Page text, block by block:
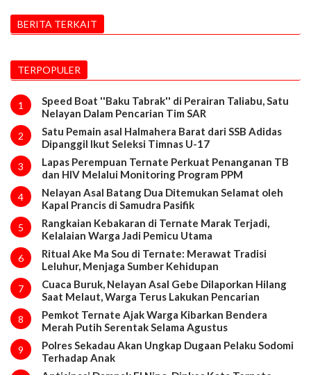
BERITA TERKAIT
TERPOPULER
1
Speed Boat ''Baku Tabrak'' di Perairan Taliabu, Satu
Nelayan Dalam Pencarian Tim SAR
2
Satu Pemain asal Halmahera Barat dari SSB Adidas
Dipanggil Ikut Seleksi Timnas U-17
3
Lapas Perempuan Ternate Perkuat Penanganan TB
dan HIV Melalui Monitoring Program PPM
4
Nelayan Asal Batang Dua Ditemukan Selamat oleh
Kapal Prancis di Samudra Pasifik
5
Rangkaian Kebakaran di Ternate Marak Terjadi,
Kelalaian Warga Jadi Pemicu Utama
6
Ritual Ake Ma Sou di Ternate: Merawat Tradisi
Leluhur, Menjaga Sumber Kehidupan
7
Cuaca Buruk, Nelayan Asal Gebe Dilaporkan Hilang
Saat Melaut, Warga Terus Lakukan Pencarian
8
Pemkot Ternate Ajak Warga Kibarkan Bendera
Merah Putih Serentak Selama Agustus
9
Polres Sekadau Akan Ungkap Dugaan Pelaku Sodomi
Terhadap Anak